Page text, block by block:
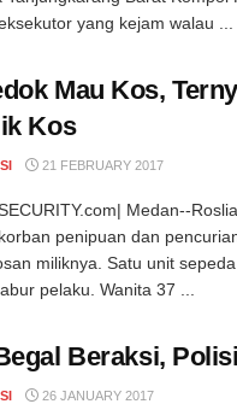
yang kejam walau ...
Mau Kos,
Kos
21 FEBRUARY 2017
Medan--
penipuan dan
miliknya. Satu unit
pelaku. Wanita 37 ...
Beraksi,
26 JANUARY 2017